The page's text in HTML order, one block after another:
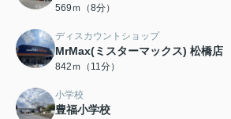
569ｍ（8分）
ディスカウントショップ
MrMax(ミスターマックス) 松橋店
842ｍ（11分）
小学校
豊福小学校